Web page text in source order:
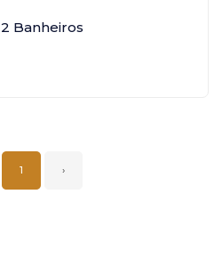
2 Banheiros
1 ›